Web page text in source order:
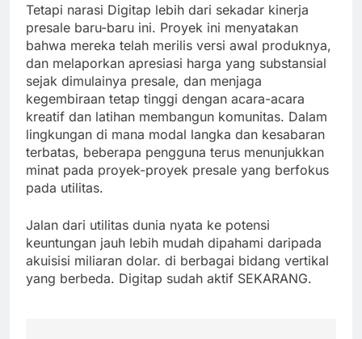
Tetapi narasi Digitap lebih dari sekadar kinerja
presale baru-baru ini. Proyek ini menyatakan
bahwa mereka telah merilis versi awal produknya,
dan melaporkan apresiasi harga yang substansial
sejak dimulainya presale, dan menjaga
kegembiraan tetap tinggi dengan acara-acara
kreatif dan latihan membangun komunitas. Dalam
lingkungan di mana modal langka dan kesabaran
terbatas, beberapa pengguna terus menunjukkan
minat pada proyek-proyek presale yang berfokus
pada utilitas.
Jalan dari utilitas dunia nyata ke potensi
keuntungan jauh lebih mudah dipahami daripada
akuisisi miliaran dolar. di berbagai bidang vertikal
yang berbeda. Digitap sudah aktif SEKARANG.